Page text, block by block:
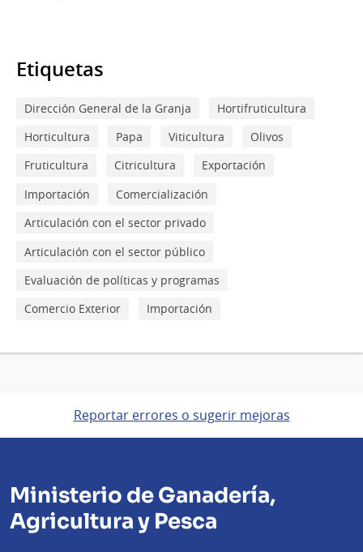
Etiquetas
Dirección General de la Granja
Hortifruticultura
Horticultura
Papa Viticultura
Olivos
Fruticultura
Citricultura
Exportación
Importación
Comercialización
Articulación con el sector privado
Articulación con el sector público
Evaluación de políticas y programas
Comercio Exterior
Importación
Reportar errores o sugerir mejoras
Ministerio de Ganadería,
Agricultura y Pesca